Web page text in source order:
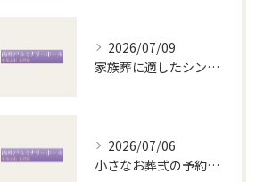
2026/07/09
家族葬に適したシンプルなお別れ会場選び
2026/07/06
小さなお葬式の予約方法と家族葬の流れ